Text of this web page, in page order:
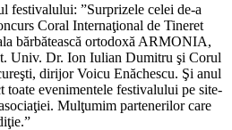
festivalului: ”Surprizele celei de-a
Coral Internaţional de Tineret
bărbătească ortodoxă ARMONIA,
Univ. Dr. Ion Iulian Dumitru şi Corul
dirijor Voicu Enăchescu. Şi anul
toate evenimentele festivalului pe site-
Mulţumim partenerilor care